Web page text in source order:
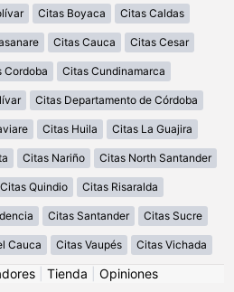
Citas Boyaca Citas Caldas
Citas Cauca Citas Cesar
Cordoba Citas Cundinamarca
Citas Departamento de Córdoba
Citas Huila Citas La Guajira
Citas Nariño Citas North Santander
Citas Quindio Citas Risaralda
Citas Santander Citas Sucre
Cauca Citas Vaupés Citas Vichada
Tienda
Opiniones